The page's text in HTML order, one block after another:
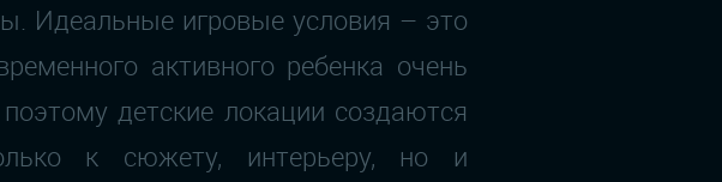
Идеальные игровые условия – это
активного ребенка очень
детские локации создаются
к сюжету, интерьеру, но и